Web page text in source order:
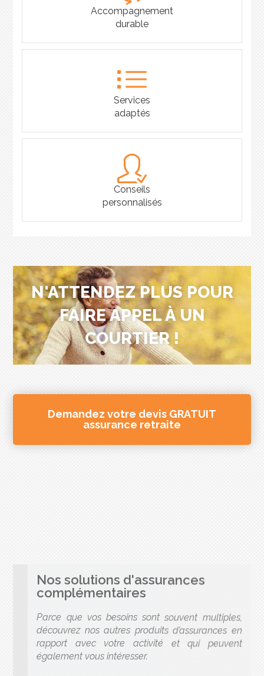
Accompagnement
durable
Services
adaptés
Conseils
personnalisés
N'ATTENDEZ PLUS POUR
FAIRE APPEL À UN
COURTIER !
Demandez votre devis GRATUIT
assurance retraite
découvrez nos autres produits d’assurances en
rapport avec votre activité et qui peuvent
ASSURANCE